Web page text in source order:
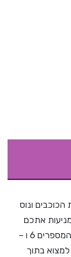
הכוכבים ונוס
אתכם
בכיוונם של אנשים ומקומות המושפעים מן המספרים 6 ו –
בתוך